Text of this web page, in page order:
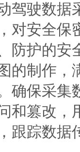
驾驶数据
对安全保
防护的安
的制作，
确保采集
和篡改，
跟踪数据